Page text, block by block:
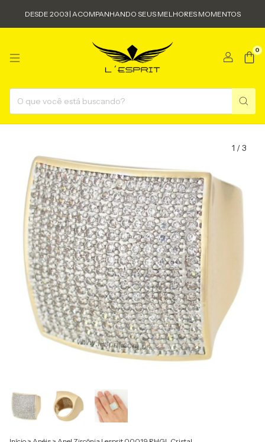
DESDE 2003 | ACOMPANHANDO SEUS MELHORES MOMENTOS
0
1 /3